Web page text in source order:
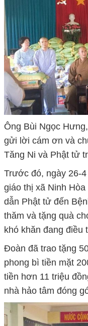
Ông Bùi Ngọc
gửi lời cám ơn và
Tăng Ni và Phật tử
Trước đó, ngày 26-
giáo thị xã Ninh
dẫn Phật tử đến
thăm và tặng quà
khó khăn đang điều
Đoàn đã trao tặng
phong bì tiền mặt
tiền hơn 11 triệu
nhà hảo tâm đóng